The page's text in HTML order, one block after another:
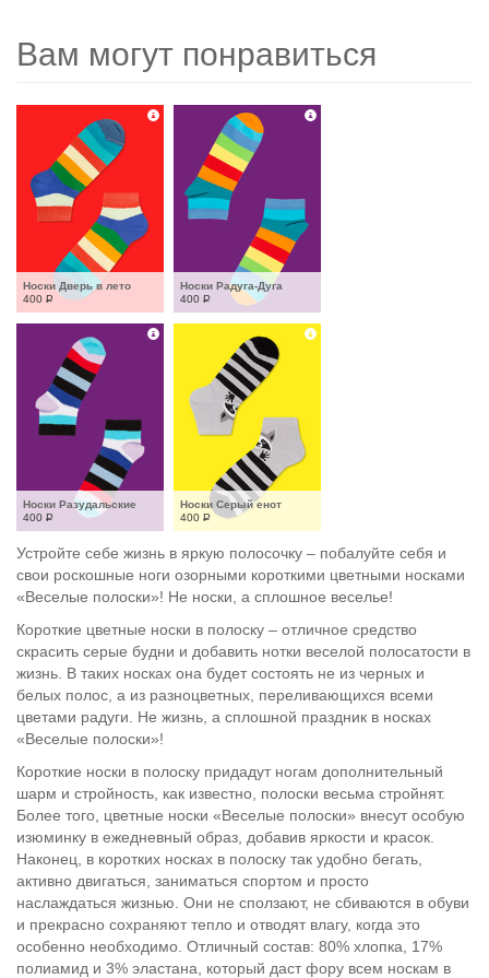
Вам могут понравиться
Носки Дверь в лето
400 Р
Носки Радуга-Дуга
400 Р
Носки Разудальские
400 Р
Носки Серый енот
400 Р
Устройте себе жизнь в яркую полосочку – побалуйте себя и
свои роскошные ноги озорными короткими цветными носками
«Веселые полоски»! Не носки, а сплошное веселье!
Короткие цветные носки в полоску – отличное средство
скрасить серые будни и добавить нотки веселой полосатости в
жизнь. В таких носках она будет состоять не из черных и
белых полос, а из разноцветных, переливающихся всеми
цветами радуги. Не жизнь, а сплошной праздник в носках
«Веселые полоски»!
Короткие носки в полоску придадут ногам дополнительный
шарм и стройность, как известно, полоски весьма стройнят.
Более того, цветные носки «Веселые полоски» внесут особую
изюминку в ежедневный образ, добавив яркости и красок.
Наконец, в коротких носках в полоску так удобно бегать,
активно двигаться, заниматься спортом и просто
наслаждаться жизнью. Они не сползают, не сбиваются в обуви
и прекрасно сохраняют тепло и отводят влагу, когда это
особенно необходимо. Отличный состав: 80% хлопка, 17%
полиамид и 3% эластана, который даст фору всем носкам в